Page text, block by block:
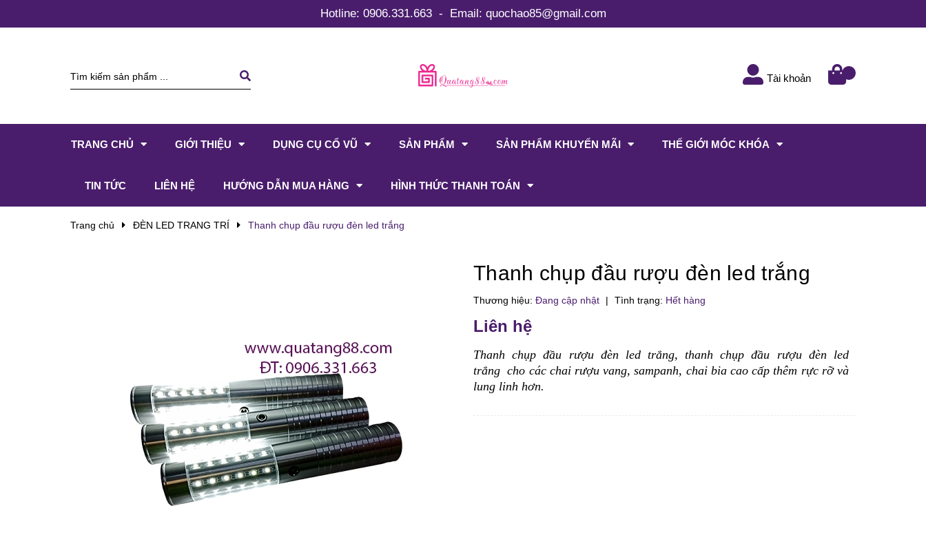
Hotline: 0906.331.663 - Email: quochao85@gmail.com
Tài khoản
TRANG CHỦ GIỚI THIỆU DỤNG CỤ CỔ VŨ SẢN PHẨM SẢN PHẨM KHUYẾN MÃI THẾ GIỚI MÓC KHÓA
TIN TỨC LIÊN HỆ HƯỚNG DẪN MUA HÀNG HÌNH THỨC THANH TOÁN
Trang chủ ĐÈN LED TRANG TRÍ Thanh chụp đầu rượu đèn led trắng
Thanh chụp đầu rượu đèn led trắng
Thương hiệu: Đang cập nhật | Tình trạng: Hết hàng
Liên hệ
Thanh chụp đầu rượu đèn led trắng, thanh chụp đầu rượu đèn led
trắngcho các chai rượu vang, sampanh, chai bia cao cấp thêm rực rỡ và
lung linh hơn.